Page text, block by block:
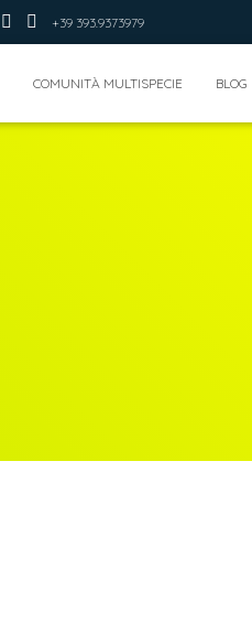
+39 393.9373979
COMUNITÀ MULTISPECIE BLOG